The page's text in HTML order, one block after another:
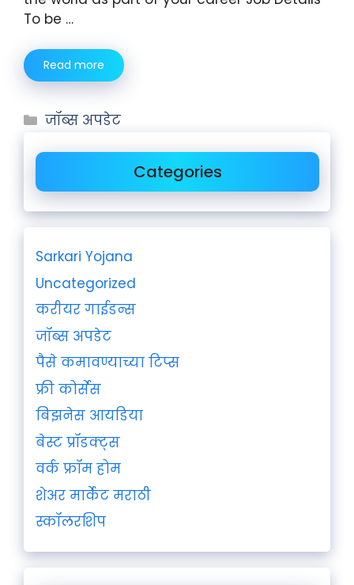
To be …
Read more
जॉब्स अपडेट
Categories
Sarkari Yojana
Uncategorized
करीयर गाईडन्स
जॉब्स अपडेट
पैसे कमावण्याच्या टिप्स
फ्री कोर्सेस
बिझनेस आयडिया
बेस्ट प्रॉडक्ट्स
वर्क फ्रॉम होम
शेअर मार्केट मराठी
स्कॉलरशिप